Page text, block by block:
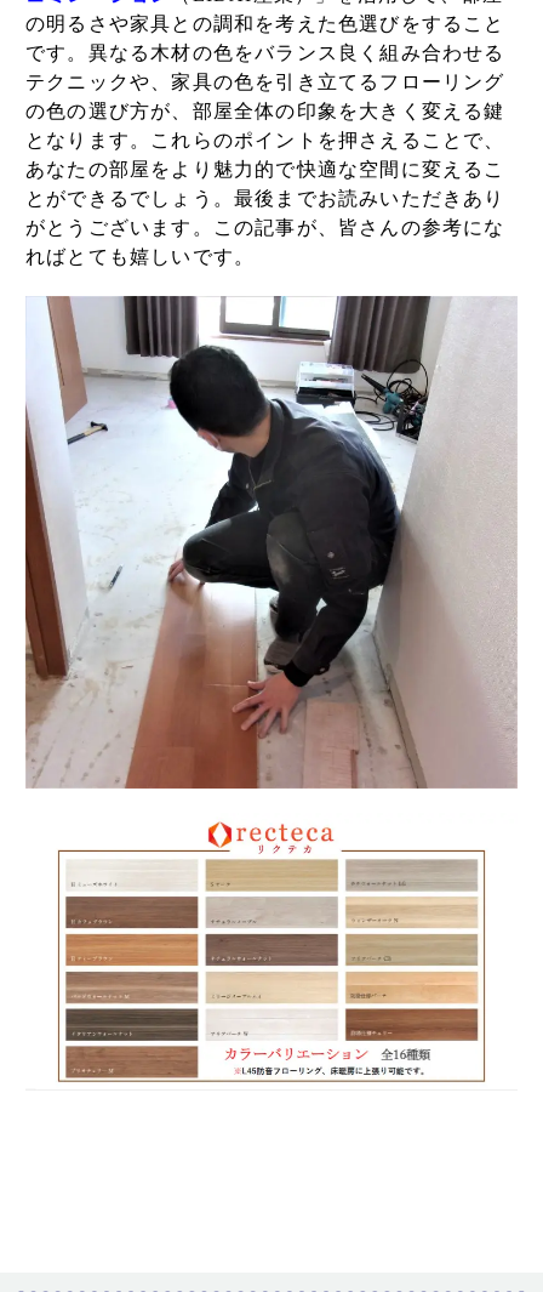
の明るさや家具との調和を考えた色選びをすること
です。異なる木材の色をバランス良く組み合わせる
テクニックや、家具の色を引き立てるフローリング
の色の選び方が、部屋全体の印象を大きく変える鍵
となります。これらのポイントを押さえることで、
あなたの部屋をより魅力的で快適な空間に変えるこ
とができるでしょう。最後までお読みいただきあり
がとうございます。この記事が、皆さんの参考にな
ればとても嬉しいです。